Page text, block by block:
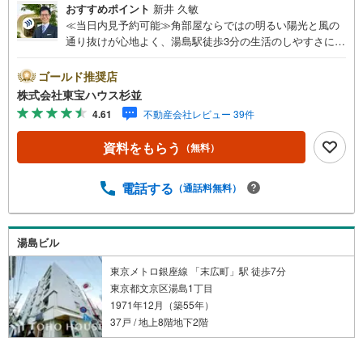
おすすめポイント 新井 久敏
≪当日内見予約可能≫角部屋ならではの明るい陽光と風の
通り抜けが心地よく、湯島駅徒歩3分の生活のしやすさにと
来カレンダー」のご提案。・ 未来に起こるであろうご自宅
リフォームをオンライン上でご提案「ミラカレクラ
ブ」。・ 不動産売却時、ご自宅を綺麗にかつ瀟洒にさせる
CG加工ホームステイジングサービス。・ 購入者様へ、税
理士による確定申告の無料セミナーをご招待いたします。
◆ご予約に際して◆日時のご希望をお伝えください。（も
（居住中物件）の手配が必要な場合がございますのでご容
案内が可能となりますのでお手数ですがご一報ください。
ち合わせなど、ご希望をお伝えください。ご希望条件をお
伝え頂けましたら、ご見学希望物件以外の資料も用意して
参ります。もちろん他の物件も併せてご案内させていただ
きます。
ゴールド推奨店
株式会社東宝ハウス杉並
4.61 不動産会社レビュー 39件
資料をもらう （無料）
電話する （通話料無料）
湯島ビル
東京メトロ銀座線 「末広町」駅 徒歩7分
東京都文京区湯島1丁目
1971年12月（築55年）
37戸 / 地上8階地下2階